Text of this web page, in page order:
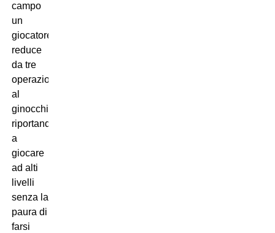
campo
un
giocatore
reduce
da tre
operazioni
al
ginocchio,
riportandolo
a
giocare
ad alti
livelli
senza la
paura di
farsi